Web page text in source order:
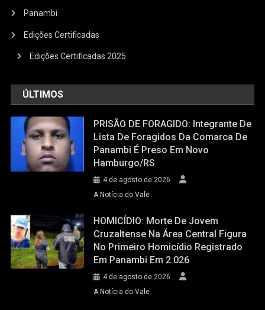
Panambi
Edições Certificadas
Edições Certificadas 2025
ÚLTIMOS
PRISÃO DE FORAGIDO: Integrante De
Lista De Foragidos Da Comarca De
Panambi É Preso Em Novo
Hamburgo/RS
4 de agosto de 2026
A Notícia do Vale
HOMICÍDIO: Morte De Jovem
Cruzaltense Na Área Central Figura
No Primeiro Homicídio Registrado
Em Panambi Em 2.026
4 de agosto de 2026
A Notícia do Vale